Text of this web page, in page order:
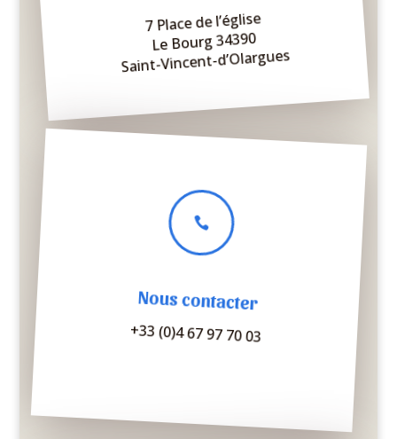
7 Place de l’église
Le Bourg 34390
Saint-Vincent-d’Olargues

Nous contacter
+33 (0)4 67 97 70 03